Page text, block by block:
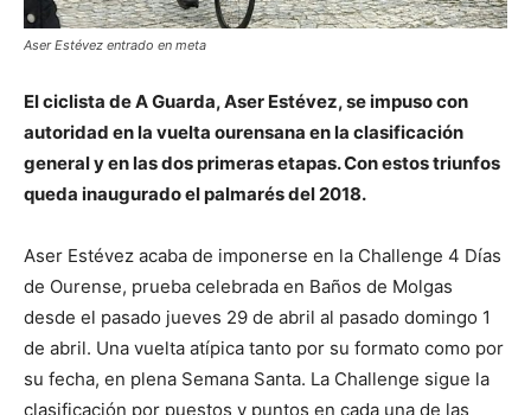
Aser Estévez entrado en meta
El ciclista de A Guarda, Aser Estévez, se impuso con
autoridad en la vuelta ourensana en la clasificación
general y en las dos primeras etapas. Con estos triunfos
queda inaugurado el palmarés del 2018.
Aser Estévez acaba de imponerse en la Challenge 4 Días
de Ourense, prueba celebrada en Baños de Molgas
desde el pasado jueves 29 de abril al pasado domingo 1
de abril. Una vuelta atípica tanto por su formato como por
su fecha, en plena Semana Santa. La Challenge sigue la
clasificación por puestos y puntos en cada una de las